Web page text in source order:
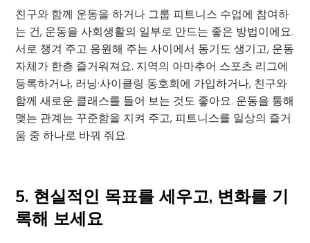
친구와 함께 운동을 하거나 그룹 피트니스 수업에 참여하
는 건, 운동을 사회생활의 일부로 만드는 좋은 방법이에요.
서로 챙겨 주고 응원해 주는 사이에서 동기도 생기고, 운동
자체가 한층 즐거워져요. 지역의 아마추어 스포츠 리그에
등록하거나, 러닝·사이클링 동호회에 가입하거나, 친구와
함께 새로운 클래스를 들어 보는 것도 좋아요. 운동을 통해
맺는 관계는 꾸준함을 지켜 주고, 피트니스를 일상의 즐거
움 중 하나로 바꿔 줘요.
5. 현실적인 목표를 세우고, 변화를 기
록해 보세요